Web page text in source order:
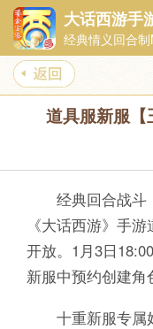
大话西游手
经典情义回合
道具服新服
经典回合战斗，
《大话西游》手
开放。1月3日
新服中预约创建角
十重新服专属